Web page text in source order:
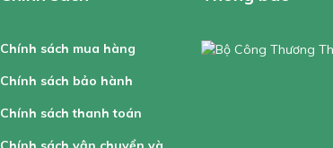
Chính sách mua hàng
Chính sách bảo hành
Chính sách thanh toán